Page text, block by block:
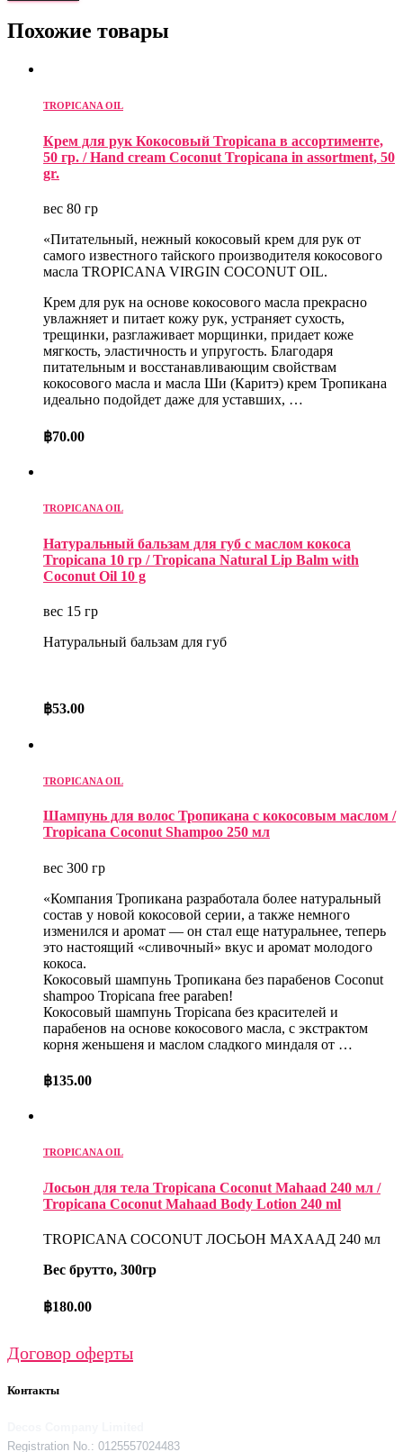
Похожие товары
TROPICANA OIL
Крем для рук Кокосовый Tropicana в ассортименте,
50 гр. / Hand cream Coconut Tropicana in assortment, 50
gr.
вес 80 гр
«Питательный, нежный кокосовый крем для рук от
самого известного тайского производителя кокосового
масла TROPICANA VIRGIN COCONUT OIL.
Крем для рук на основе кокосового масла прекрасно
увлажняет и питает кожу рук, устраняет сухость,
трещинки, разглаживает морщинки, придает коже
мягкость, эластичность и упругость. Благодаря
питательным и восстанавливающим свойствам
кокосового масла и масла Ши (Каритэ) крем Тропикана
идеально подойдет даже для уставших, …
฿70.00
TROPICANA OIL
Натуральный бальзам для губ с маслом кокоса
Tropicana 10 гр / Tropicana Natural Lip Balm with
Coconut Oil 10 g
вес 15 гр
Натуральный бальзам для губ
฿53.00
TROPICANA OIL
Шампунь для волос Тропикана с кокосовым маслом /
Tropicana Coconut Shampoo 250 мл
вес 300 гр
«Компания Тропикана разработала более натуральный
состав у новой кокосовой серии, а также немного
изменился и аромат — он стал еще натуральнее, теперь
это настоящий «сливочный» вкус и аромат молодого
кокоса.
Кокосовый шампунь Тропикана без парабенов Coconut
shampoo Tropicana free paraben!
Кокосовый шампунь Tropicana без красителей и
парабенов на основе кокосового масла, с экстрактом
корня женьшеня и маслом сладкого миндаля от …
฿135.00
TROPICANA OIL
Лосьон для тела Tropicana Coconut Mahaad 240 мл /
Tropicana Coconut Mahaad Body Lotion 240 ml
TROPICANA COCONUT ЛОСЬОН МАХААД 240 мл
Вес брутто, 300гр
฿180.00
Договор оферты
Контакты
Registration No.: 0125557024483